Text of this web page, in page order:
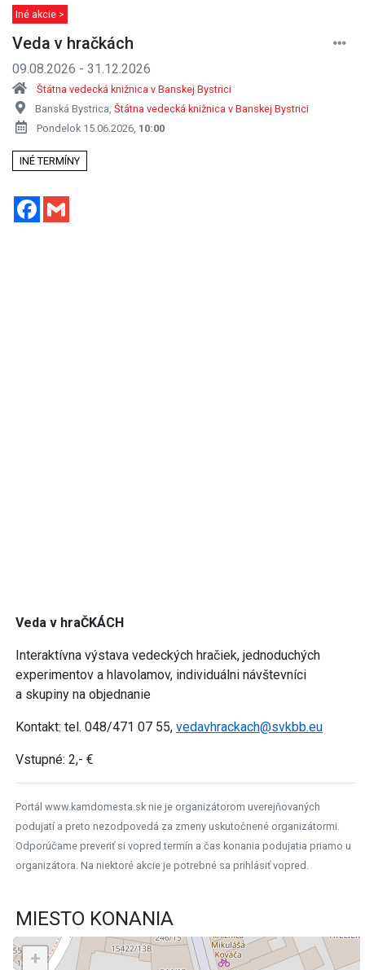
Iné akcie >
Veda v hračkách
09.08.2026 - 31.12.2026
Štátna vedecká knižnica v Banskej Bystrici
Banská Bystrica, Štátna vedecká knižnica v Banskej Bystrici
Pondelok 15.06.2026, 10:00
INÉ TERMÍNY
Facebook
Veda v hraČKÁCH
Interaktívna výstava vedeckých hračiek, jednoduchých
experimentov a hlavolamov, individuálni návštevníci
a skupiny na objednanie
Kontakt: tel. 048/471 07 55, vedavhrackach@svkbb.eu
Vstupné: 2,- €
Portál www.kamdomesta.sk nie je organizátorom uverejňovaných
podujatí a preto nezodpovedá za zmeny uskutočnené organizátormi.
Odporúčame preveriť si vopred termín a čas konania podujatia priamo u
organizátora. Na niektoré akcie je potrebné sa prihlásiť vopred.
MIESTO KONANIA
+